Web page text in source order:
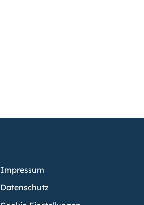
Impressum
Datenschutz